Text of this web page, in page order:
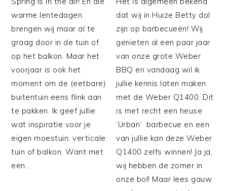
warme lentedagen
brengen wij maar al te
graag door in de tuin of
op het balkon. Maar het
voorjaar is ook het
moment om de (eetbare)
buitentuin eens flink aan
te pakken. Ik geef jullie
wat inspiratie voor je
eigen moestuin, verticale
tuin of balkon. Want met
een…
dat wij in Huize Betty dol
zijn op barbecueën! Wij
genieten al een paar jaar
van onze grote Weber
BBQ en vandaag wil ik
jullie kennis laten maken
met de Weber Q1400. Dit
is met recht een heuse
‘Urban’ barbecue en een
van jullie kan deze Weber
Q1400 zelfs winnen! Ja ja,
wij hebben de zomer in
onze bol! Maar lees gauw